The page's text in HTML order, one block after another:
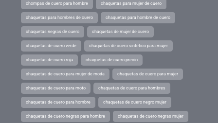
chompas de cuero para hombre chaquetas para mujer de cuero
chaquetas para hombres de cuero chaquetas para hombre de cuero
chaquetas negras de cuero chaquetas de mujer de cuero
chaquetas de cuero verde chaquetas de cuero sintetico para mujer
chaquetas de cuero roja chaquetas de cuero precio
chaquetas de cuero para mujer de moda chaquetas de cuero para mujer
chaquetas de cuero para moto chaquetas de cuero para hombres
chaquetas de cuero para hombre chaquetas de cuero negro mujer
chaquetas de cuero negras para hombre chaquetas de cuero negras mujer